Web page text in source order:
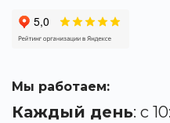
Мы работаем:
Каждый день: с